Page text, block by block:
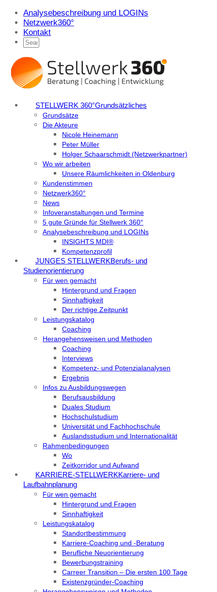
Analysebeschreibung und LOGINs
Netzwerk360°
Kontakt
STELLWERK 360°Grundsätzliches
Grundsätze
Die Akteure
Nicole Heinemann
Peter Müller
Holger Schaarschmidt (Netzwerkpartner)
Wo wir arbeiten
Unsere Räumlichkeiten in Oldenburg
Kundenstimmen
Netzwerk360°
News
Infoveranstaltungen und Termine
5 gute Gründe für Stellwerk 360°
Analysebeschreibung und LOGINs
INSIGHTS MDI®
Kompetenzprofil
JUNGES STELLWERKBerufs- und
Studienorientierung
Für wen gemacht
Hintergrund und Fragen
Sinnhaftigkeit
Der richtige Zeitpunkt
Leistungskatalog
Coaching
Herangehensweisen und Methoden
Coaching
Interviews
Kompetenz- und Potenzialanalysen
Ergebnis
Infos zu Ausbildungswegen
Berufsausbildung
Duales Studium
Hochschulstudium
Universität und Fachhochschule
Auslandsstudium und Internationalität
Rahmenbedingungen
Wo
Zeitkorridor und Aufwand
KARRIERE-STELLWERKKarriere- und
Laufbahnplanung
Für wen gemacht
Hintergrund und Fragen
Sinnhaftigkeit
Leistungskatalog
Standortbestimmung
Karriere-Coaching und -Beratung
Berufliche Neuorientierung
Bewerbungstraining
Carreer Transition – Die ersten 100 Tage
Existenzgründer-Coaching